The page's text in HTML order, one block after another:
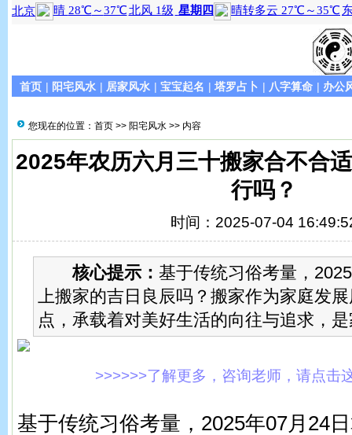
首页 | 阳宅风水 | 居家风水 | 宝宝起名 | 塔罗占卜 | 八字算命 | 办公
您现在的位置： 首页 >> 阳宅风水 >> 内容
2025年农历六月三十搬家合不合
行吗？
时间：2025-07-04
核心提示： 基于传统习俗考量，
上搬家的吉日良辰吗？搬家作为家庭发
点，承载着对美好生活的向往与追求，
>>>>>>了解更多，咨询老师，请点击
基于传统习俗考量，2025年07月24